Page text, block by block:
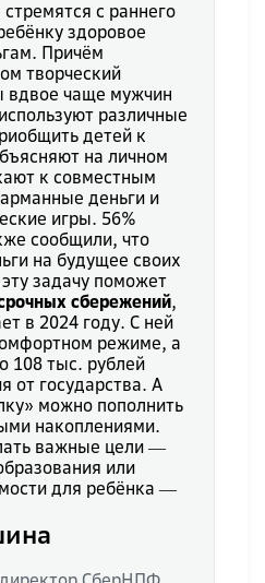
с раннего
здоровое
Причём
творческий
чаще мужчин
различные
детей к
на личном
к совместным
деньги и
игры. 56%
сообщили, что
на будущее своих
задачу поможет
сбережений,
в 2024 году. С ней
режиме, а
108 тыс. рублей
от государства. А
можно пополнить
накоплениями.
важные цели ―
или
для ребёнка ―